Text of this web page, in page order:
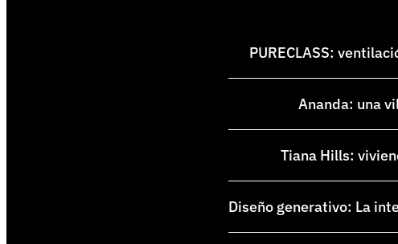
PURECLASS:
Ananda: una
Tiana Hills:
Diseño generativo: La